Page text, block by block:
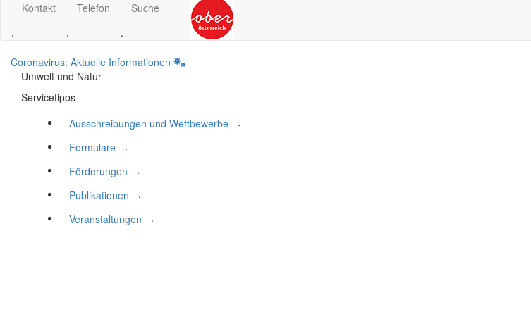
Kontakt
.
Telefon
.
Suche
.
Coronavirus: Aktuelle Informationen
Umwelt und Natur
Servicetipps
Ausschreibungen und Wettbewerbe
.
Formulare
.
Förderungen
.
Publikationen
.
Veranstaltungen
.